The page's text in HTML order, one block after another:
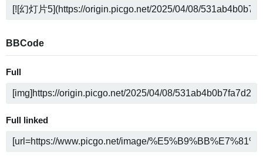
BBCode
Full
Full linked